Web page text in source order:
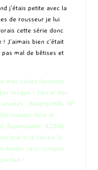
j’étais petite avec la
de rousseur je lui
cette série donc
J’aimais bien c’était
mal de bêtises et
mes séries favorites
longue ! J’en ai des
: Beverly Hills Dr
maison dans la
, Supercopter, K2000,
que si je faisais la
toutes sans compter
!